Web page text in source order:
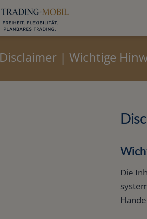
Disclaimer | Wichtige
Die